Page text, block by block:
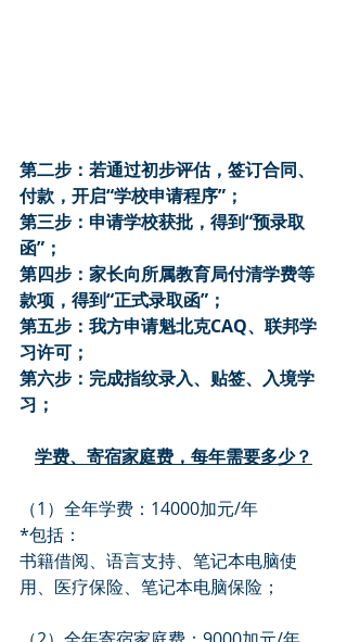
第二步：若通过初步评估，签订合同、
付款，开启“学校申请程序”；
第三步：申请学校获批，得到“预录取
函”；
第四步：家长向所属教育局付清学费等
款项，得到“正式录取函”；
第五步：我方申请魁北克CAQ、联邦学
习许可；
第六步：完成指纹录入、贴签、入境学
习；
学费、寄宿家庭费，每年需要多少？
（1）全年学费：14000加元/年
*包括：
书籍借阅、语言支持、笔记本电脑使
用、医疗保险、笔记本电脑保险；